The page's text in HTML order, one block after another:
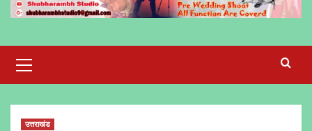
Menu
उत्तराखंड